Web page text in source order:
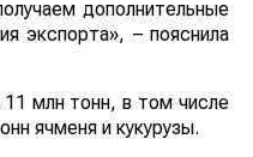
дополнительные
экспорта», – пояснила
млн тонн, в том числе
ячменя и кукурузы.